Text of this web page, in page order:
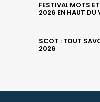
FESTIVAL MOTS ET
2026 EN HAUT DU
SCOT : TOUT
2026